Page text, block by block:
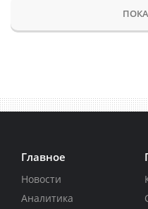
Главное
Новости
Аналитика